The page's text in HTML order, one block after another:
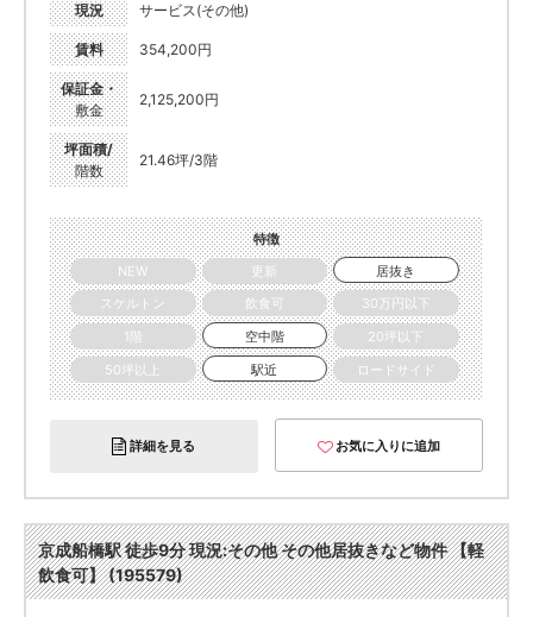
現況 サービス(その他)
賃料 354,200円
保証金・
敷金
2,125,200円
坪面積/
階数
21.46坪/3階
特徴
NEW
更新
居抜き
スケルトン
飲食可
30万円以下
1階
空中階
20坪以下
50坪以上
駅近 ロードサイド
詳細を見る お気に入りに追加
京成船橋駅 徒歩9分 現況:その他 その他居抜きなど物件 【軽
飲食可】 (195579)